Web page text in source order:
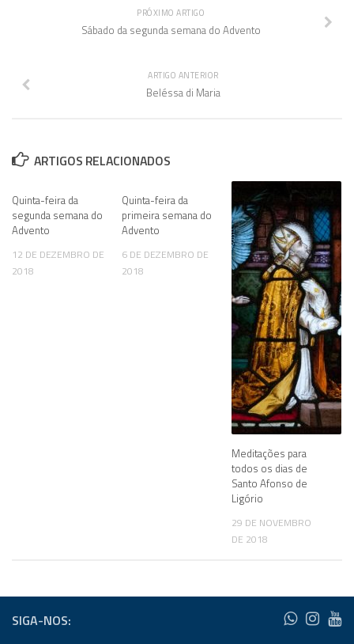
PRÓXIMO ARTIGO
Sábado da segunda semana do Advento
ARTIGO ANTERIOR
Beléssa di Maria
ARTIGOS RELACIONADOS
Quinta-feira da
segunda semana do
Advento
12 DE DEZEMBRO DE
2018
Quinta-feira da
primeira semana do
Advento
6 DE DEZEMBRO DE
2018
Meditações para
todos os dias de
Santo Afonso de
Ligório
29 DE NOVEMBRO
DE 2018
SIGA-NOS: